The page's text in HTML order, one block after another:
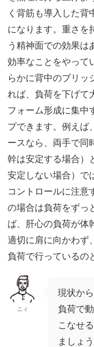
く背筋も導入した背
になります。重さを
う精神面での効果は
効率なことをやって
らかに背中のブリッ
れば、負荷を下げて
フォーム形成に集中
プできます。例えば
ースなら、両手で同
幹は安定する場合）
安定しない場合）で
コントロールに注意
の場合は負荷をずっ
ば、肝心の負荷が体
適切に肩に向かわず
負荷で行っているの
ニィ
現状か
負荷で
こなせ
ましょ